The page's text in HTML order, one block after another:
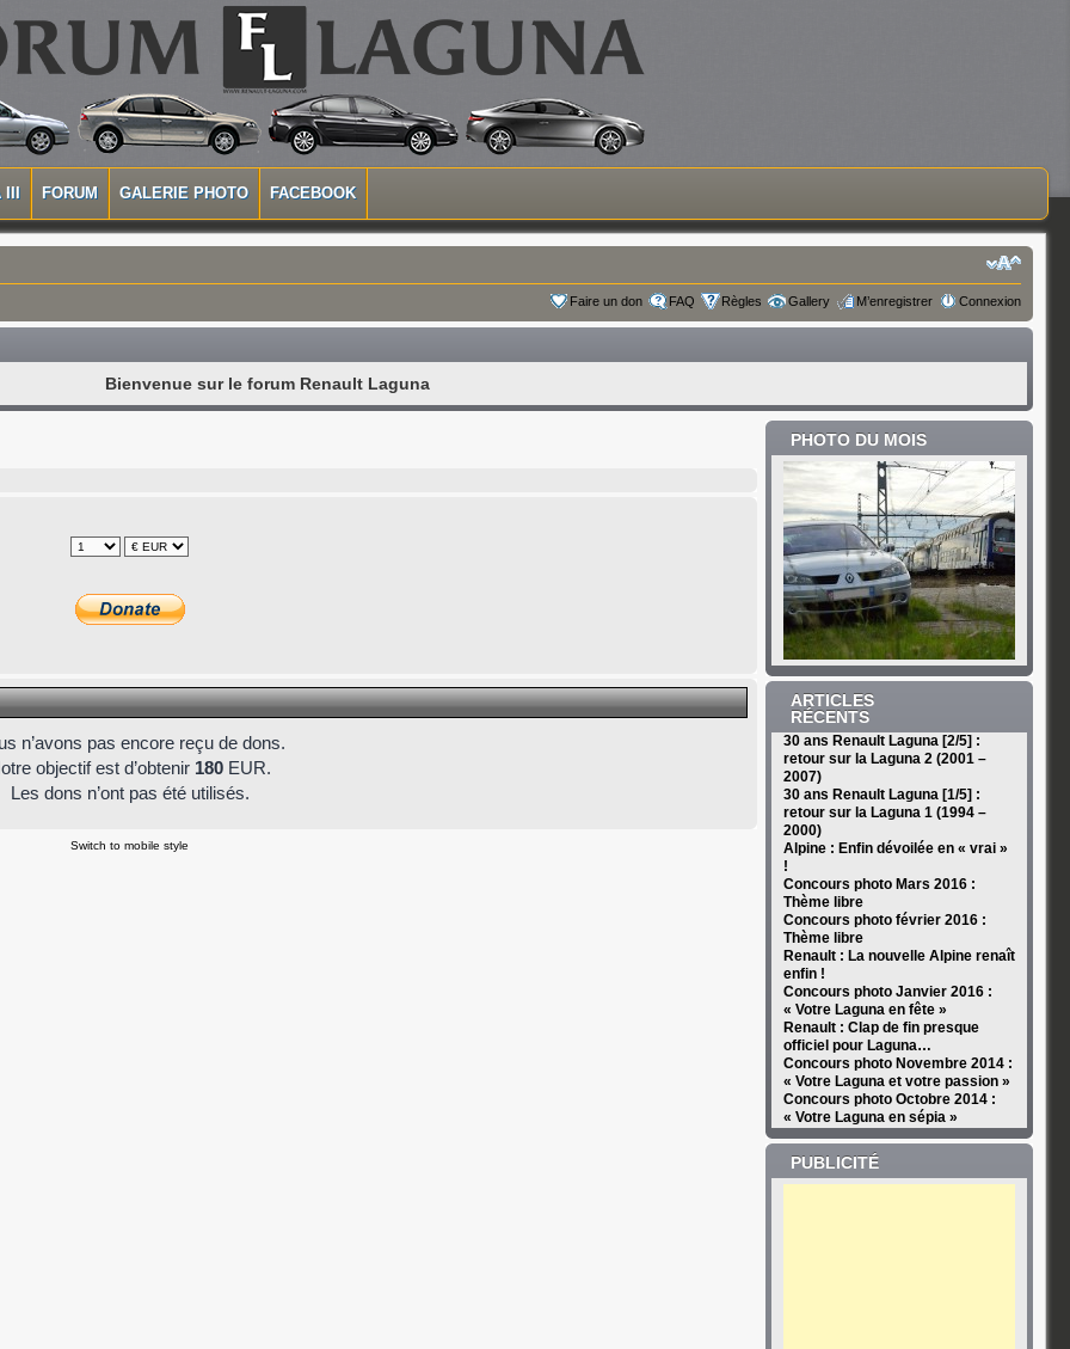
III FORUM GALERIE PHOTO FACEBOOK
Faire un don FAQ Règles Gallery M’enregistrer Connexion
Bienvenue sur le forum Renault Laguna
n’avons pas encore reçu de dons.
objectif est d’obtenir 180 EUR.
Les dons n’ont pas été utilisés.
Switch to mobile style
PHOTO DU MOIS
ARTICLES
RÉCENTS
30 ans Renault Laguna [2/5] :
retour sur la Laguna 2 (2001 –
2007)
30 ans Renault Laguna [1/5] :
retour sur la Laguna 1 (1994 –
2000)
Alpine : Enfin dévoilée en « vrai »
!
Concours photo Mars 2016 :
Thème libre
Concours photo février 2016 :
Thème libre
Renault : La nouvelle Alpine renaît
enfin !
Concours photo Janvier 2016 :
« Votre Laguna en fête »
Renault : Clap de fin presque
officiel pour Laguna…
Concours photo Novembre 2014 :
« Votre Laguna et votre passion »
Concours photo Octobre 2014 :
« Votre Laguna en sépia »
PUBLICITÉ